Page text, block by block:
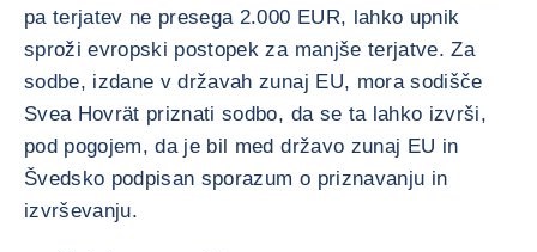
pa terjatev ne presega 2.000 EUR, lahko upnik
sproži evropski postopek za manjše terjatve. Za
sodbe, izdane v državah zunaj EU, mora sodišče
Svea Hovrät priznati sodbo, da se ta lahko izvrši,
pod pogojem, da je bil med državo zunaj EU in
Švedsko podpisan sporazum o priznavanju in
izvrševanju.